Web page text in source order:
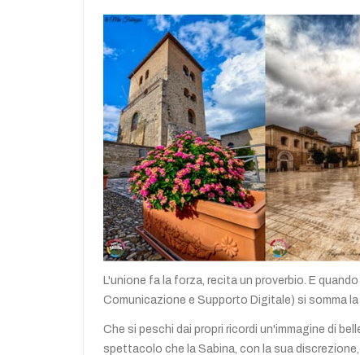
L'unione fa la forza, recita un proverbio. E
Comunicazione e Supporto Digitale) si somma
Che si peschi dai propri ricordi un'immagine di
spettacolo che la Sabina, con la sua